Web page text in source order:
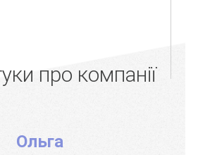
про компанії
Ольга